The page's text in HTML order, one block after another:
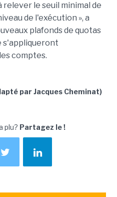
le seuil minimal de
de l'exécution », a
plafonds de quotas
s'appliqueront
comptes.
par Jacques Cheminat)
plu? Partagez le !